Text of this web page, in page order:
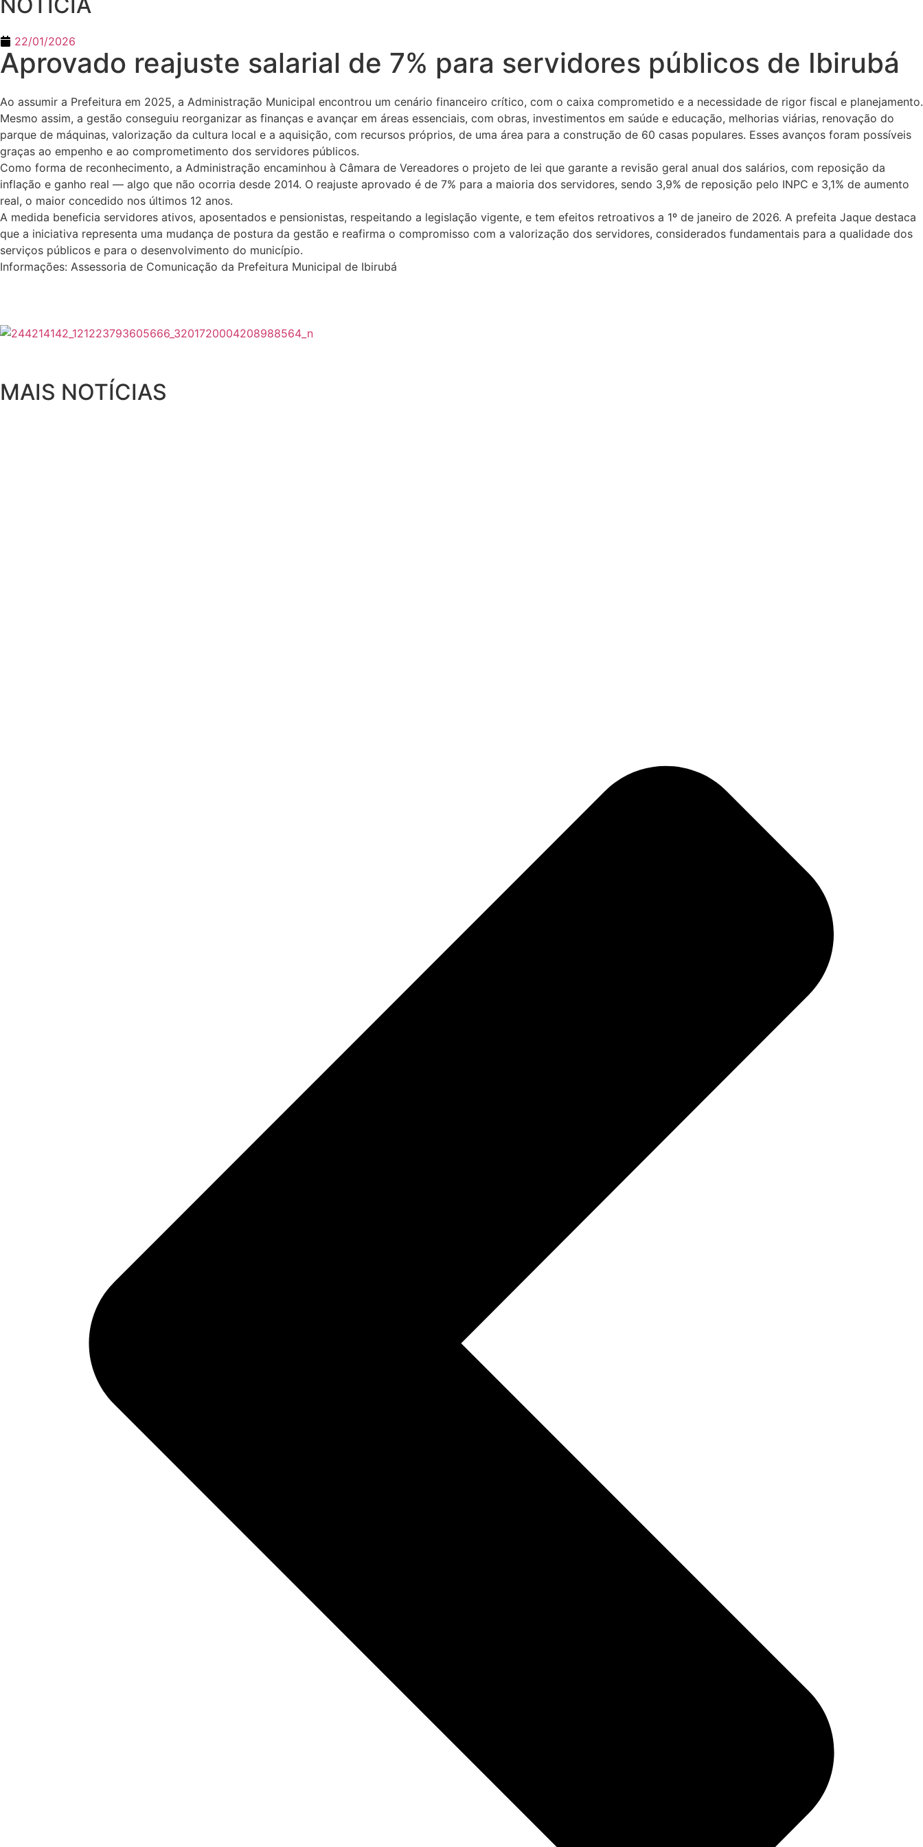
NOTÍCIA
22/01/2026
Aprovado reajuste salarial de 7% para servidores públicos de Ibirubá
Ao assumir a Prefeitura em 2025, a Administração Municipal encontrou um cenário financeiro crítico, com o caixa comprometido e a necessidade de rigor fiscal e planejamento.
Mesmo assim, a gestão conseguiu reorganizar as finanças e avançar em áreas essenciais, com obras, investimentos em saúde e educação, melhorias viárias, renovação do
parque de máquinas, valorização da cultura local e a aquisição, com recursos próprios, de uma área para a construção de 60 casas populares. Esses avanços foram possíveis
graças ao empenho e ao comprometimento dos servidores públicos.
Como forma de reconhecimento, a Administração encaminhou à Câmara de Vereadores o projeto de lei que garante a revisão geral anual dos salários, com reposição da
inflação e ganho real — algo que não ocorria desde 2014. O reajuste aprovado é de 7% para a maioria dos servidores, sendo 3,9% de reposição pelo INPC e 3,1% de aumento
real, o maior concedido nos últimos 12 anos.
A medida beneficia servidores ativos, aposentados e pensionistas, respeitando a legislação vigente, e tem efeitos retroativos a 1º de janeiro de 2026. A prefeita Jaque destaca
que a iniciativa representa uma mudança de postura da gestão e reafirma o compromisso com a valorização dos servidores, considerados fundamentais para a qualidade dos
serviços públicos e para o desenvolvimento do município.
Informações: Assessoria de Comunicação da Prefeitura Municipal de Ibirubá
MAIS NOTÍCIAS